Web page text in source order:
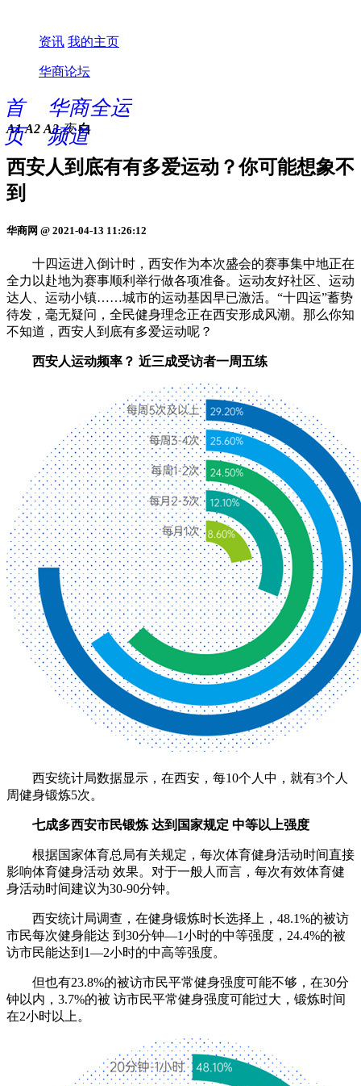
资讯 我的主页
华商论坛
首
页
华商全运
频道
A1 A2 A3 夜 白
西安人到底有有多爱运动？你可能想象不
到
华商网 @ 2021-04-13 11:26:12
十四运进入倒计时，西安作为本次盛会的赛事集中地正在
全力以赴地为赛事顺利举行做各项准备。运动友好社区、运动
达人、运动小镇……城市的运动基因早已激活。“十四运”蓄势
待发，毫无疑问，全民健身理念正在西安形成风潮。那么你知
不知道，西安人到底有多爱运动呢？
西安人运动频率？ 近三成受访者一周五练
西安统计局数据显示，在西安，每10个人中，就有3个人
周健身锻炼5次。
七成多西安市民锻炼 达到国家规定 中等以上强度
根据国家体育总局有关规定，每次体育健身活动时间直接
影响体育健身活动 效果。对于一般人而言，每次有效体育健
身活动时间建议为30-90分钟。
西安统计局调查，在健身锻炼时长选择上，48.1%的被访
市民每次健身能达 到30分钟—1小时的中等强度，24.4%的被
访市民能达到1—2小时的中高等强度。
但也有23.8%的被访市民平常健身强度可能不够，在30分
钟以内，3.7%的被 访市民平常健身强度可能过大，锻炼时间
在2小时以上。